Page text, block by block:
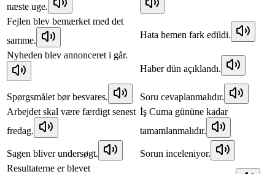
næste uge.
Fejlen blev bemærket med det
samme.
Hata hemen fark edildi.
Nyheden blev annonceret i går.
Haber dün açıklandı.
Spørgsmålet bør besvares.
Soru cevaplanmalıdır.
Arbejdet skal være færdigt senest
fredag.
İş Cuma gününe kadar
tamamlanmalıdır.
Sagen bliver undersøgt.
Sorun inceleniyor.
Resultaterne er blevet